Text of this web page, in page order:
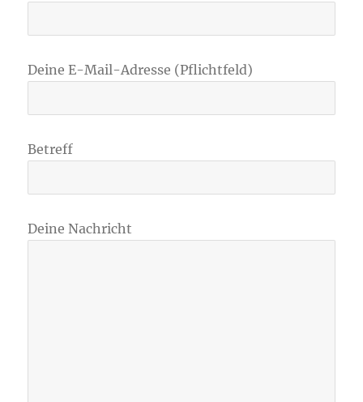
Deine E-Mail-Adresse (Pflichtfeld)
Betreff
Deine Nachricht